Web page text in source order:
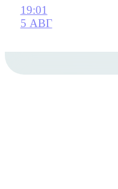
19:01
5 АВГ